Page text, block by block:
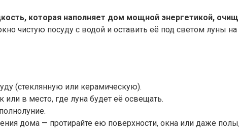
которая наполняет дом мощной энергетикой,
чистую посуду с водой и оставить её под светом луны
(стеклянную или керамическую).
или в место, где луна будет её освещать.
дома — протирайте ею поверхности, окна или даже